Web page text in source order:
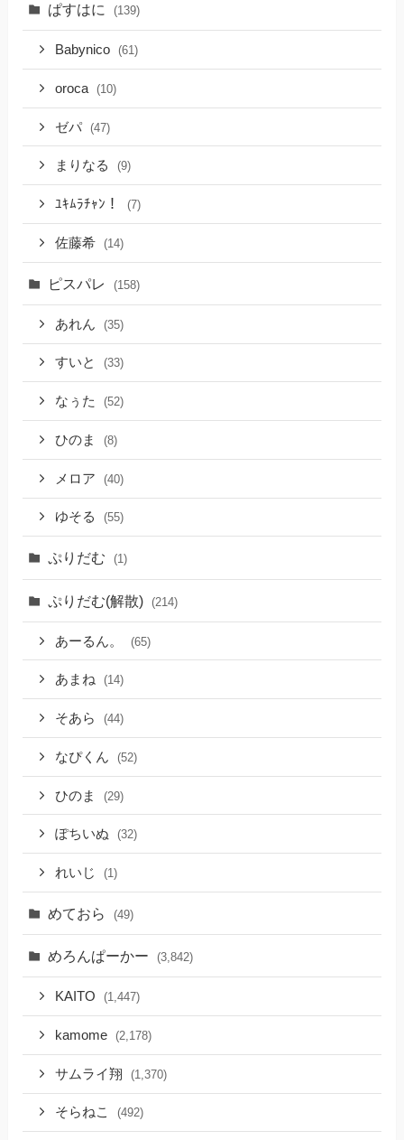
ぱすはに (139)
Babynico (61)
oroca (10)
ゼパ (47)
まりなる (9)
ﾕｷﾑﾗﾁｬﾝ！ (7)
佐藤希 (14)
ピスパレ (158)
あれん (35)
すいと (33)
なぅた (52)
ひのま (8)
メロア (40)
ゆそる (55)
ぷりだむ (1)
ぷりだむ(解散) (214)
あーるん。 (65)
あまね (14)
そあら (44)
なぴくん (52)
ひのま (29)
ぽちいぬ (32)
れいじ (1)
めておら (49)
めろんぱーかー (3,842)
KAITO (1,447)
kamome (2,178)
サムライ翔 (1,370)
そらねこ (492)